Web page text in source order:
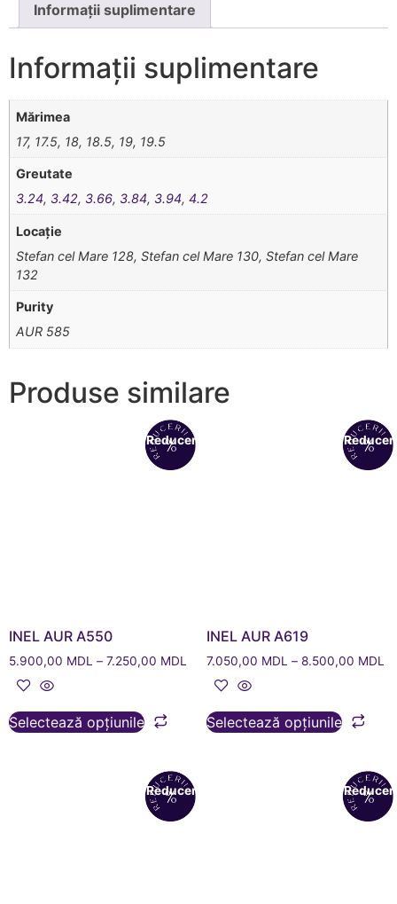
Informații suplimentare
Informații suplimentare
Mărimea
17, 17.5, 18, 18.5, 19, 19.5
Greutate
3.24, 3.42, 3.66, 3.84, 3.94,4.2
Locație
Stefan cel Mare 128, Stefan cel Mare 130, Stefan cel Mare
132
Purity
AUR 585
Produse similare
Reduceri!
INEL AUR A550
5.900,00 MDL – 7.250,00 MDL
Selectează opțiunile
INEL AUR A619
7.050,00 MDL – 8.500,00 MDL
Selectează opțiunile
Reduceri!